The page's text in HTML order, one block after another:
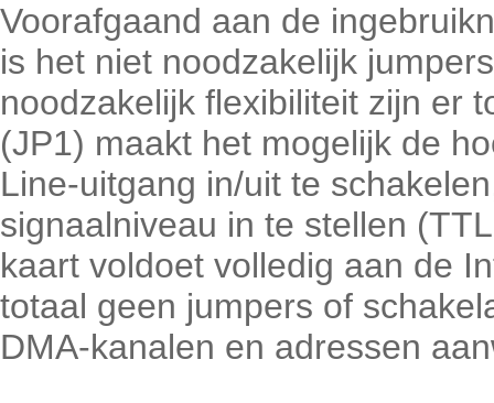
Voorafgaand aan de
is het niet noodzakelijk
noodzakelijk flexibiliteit zijn er
(JP1) maakt het mogelijk de
Line-uitgang in/uit te
signaalniveau in te stellen
kaart voldoet volledig aan de
totaal geen jumpers of
DMA-kanalen en adressen